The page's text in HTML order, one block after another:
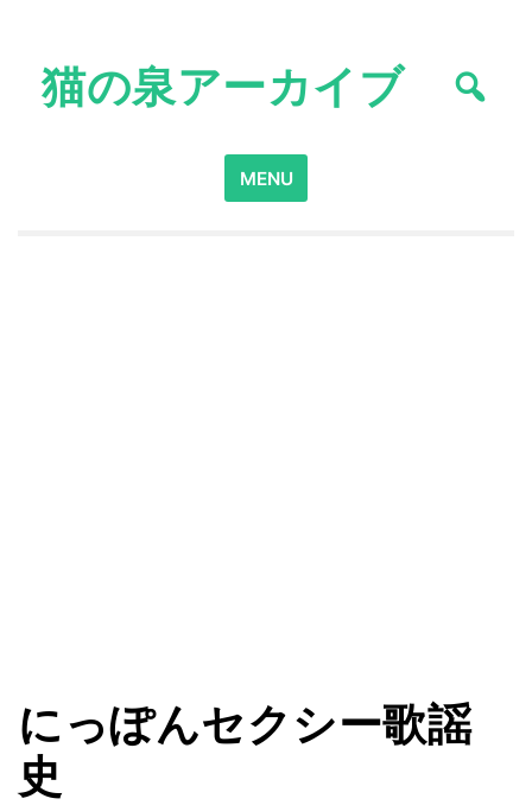
content猫の泉アーカイブ
Search
for:
MENU
にっぽんセクシー歌謡
史